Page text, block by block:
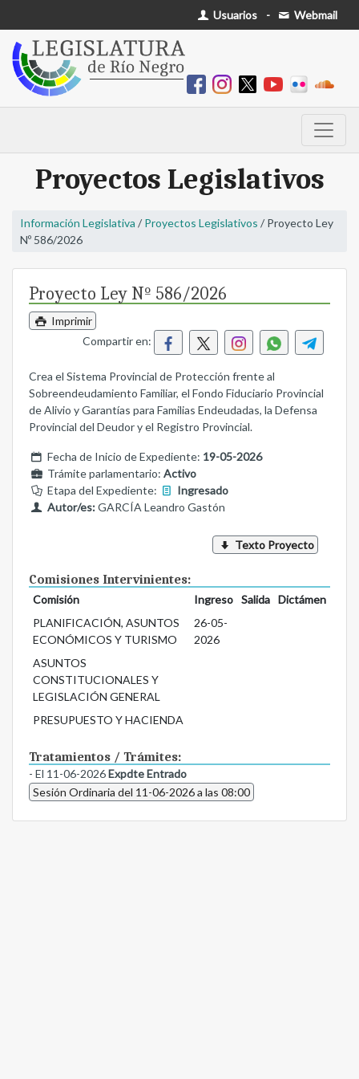
Usuarios - Webmail
Proyectos Legislativos
Información Legislativa / Proyectos Legislativos / Proyecto Ley
Nº 586/2026
Proyecto Ley Nº 586/2026
Imprimir
Compartir en:
Crea el Sistema Provincial de Protección frente al
Sobreendeudamiento Familiar, el Fondo Fiduciario Provincial
de Alivio y Garantías para Familias Endeudadas, la Defensa
Provincial del Deudor y el Registro Provincial.
Fecha de Inicio de Expediente: 19-05-2026
Trámite parlamentario: Activo
Etapa del Expediente:
Ingresado
Autor/es:GARCÍA Leandro Gastón
Texto Proyecto
Comisiones Intervinientes:
Comisión Ingreso Salida
Dictámen
PLANIFICACIÓN, ASUNTOS
ECONÓMICOS Y TURISMO
26-05-
2026
ASUNTOS
CONSTITUCIONALES Y
LEGISLACIÓN GENERAL
PRESUPUESTO Y HACIENDA
Tratamientos / Trámites:
- El 11-06-2026Expdte Entrado
Sesión Ordinaria del 11-06-2026 a las 08:00